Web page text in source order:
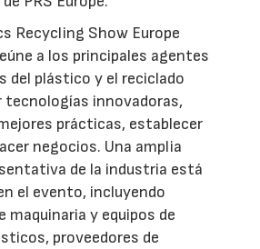
Recycling Show Europe
a los principales agentes
del plástico y el reciclado
tecnologías innovadoras,
prácticas, establecer
negocios. Una amplia
de la industria está
el evento, incluyendo
maquinaria y equipos de
proveedores de